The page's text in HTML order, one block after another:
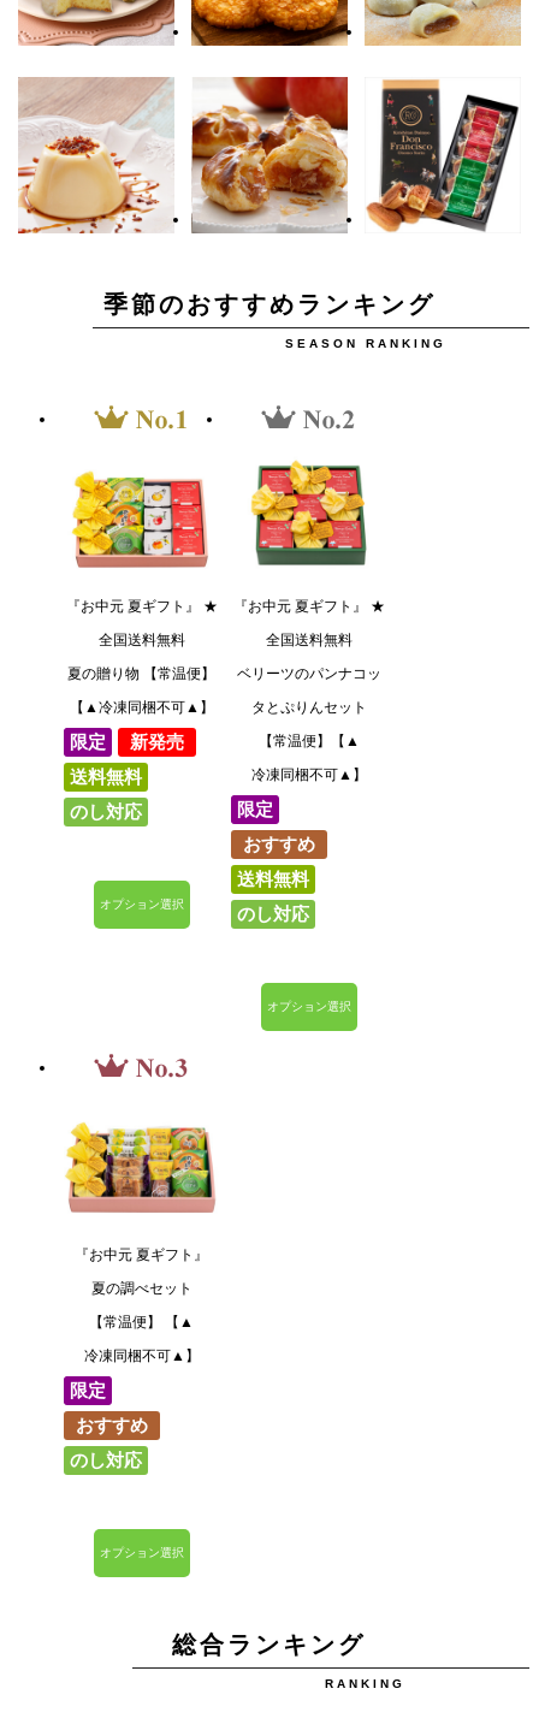
季節のおすすめランキング
SEASON RANKING
『お中元 夏ギフト』 ★
全国送料無料
夏の贈り物 【常温便】
【▲冷凍同梱不可▲】
限定
新発売
送料無料
のし対応
『お中元 夏ギフト』 ★
全国送料無料
ベリーツのパンナコッ
タとぷりんセット
【常温便】【▲
冷凍同梱不可▲】
限定
おすすめ
送料無料
のし対応
『お中元 夏ギフト』
夏の調べセット
【常温便】 【▲
冷凍同梱不可▲】
限定
おすすめ
のし対応
総合ランキング
RANKING